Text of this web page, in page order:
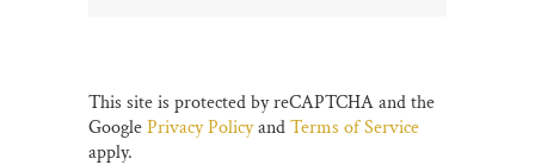
This site is protected by reCAPTCHA and the
GooglePrivacy PolicyandTerms of Service
apply.